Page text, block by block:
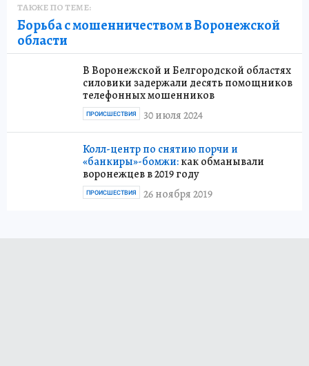
ТАКЖЕ ПО ТЕМЕ:
Борьба с мошенничеством в Воронежской
области
В Воронежской и Белгородской областях
силовики задержали десять помощников
телефонных мошенников
30 июля 2024
ПРОИСШЕСТВИЯ
Колл-центр по снятию порчи и
«банкиры»-бомжи:как обманывали
воронежцев в 2019 году
26 ноября 2019
ПРОИСШЕСТВИЯ